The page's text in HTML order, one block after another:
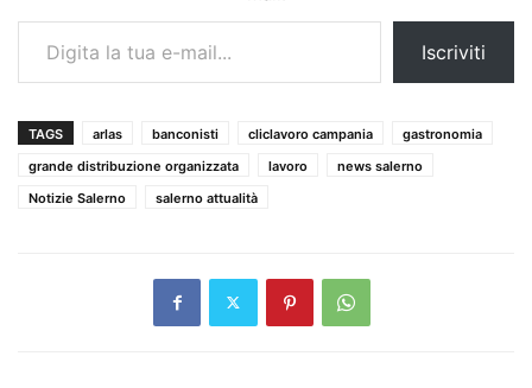
Digita la tua e-mail...
Iscriviti
TAGS arlas banconisti cliclavoro campania
gastronomia
grande distribuzione organizzata
lavoro
news salerno
Notizie Salerno
salerno attualità